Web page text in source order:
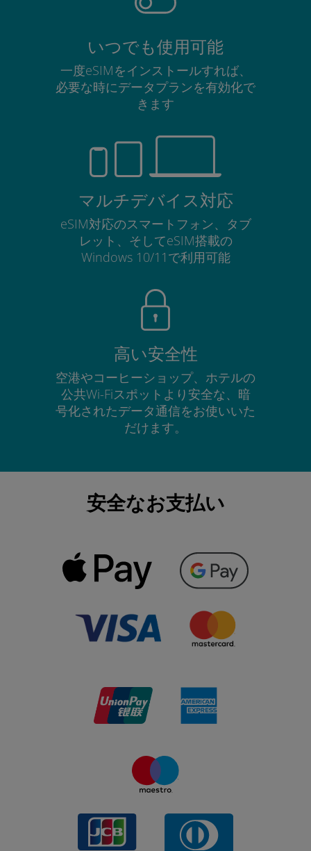
いつでも使用可能
一度eSIMをインストールすれば、
必要な時にデータプランを有効化で
きます
マルチデバイス対応
eSIM対応のスマートフォン、タブ
レット、そしてeSIM搭載の
Windows 10/11で利用可能
高い安全性
空港やコーヒーショップ、ホテルの
公共Wi-Fiスポットより安全な、暗
号化されたデータ通信をお使いいた
だけます。
安全なお支払い